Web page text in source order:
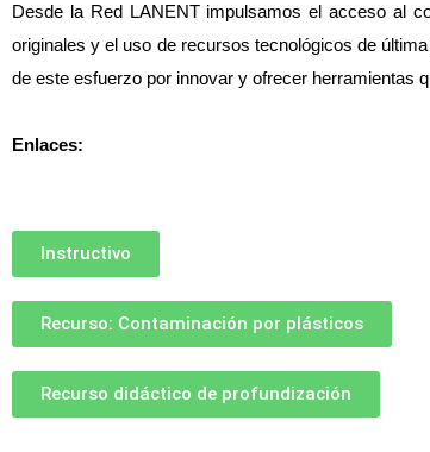
Desde la Red LANENT impulsamos el acceso al
originales y el uso de recursos tecnológicos de
de este esfuerzo por innovar y ofrecer herramientas
Enlaces:
Instructivo
Recurso: Contaminación por plásticos
Recurso didáctico de profundización